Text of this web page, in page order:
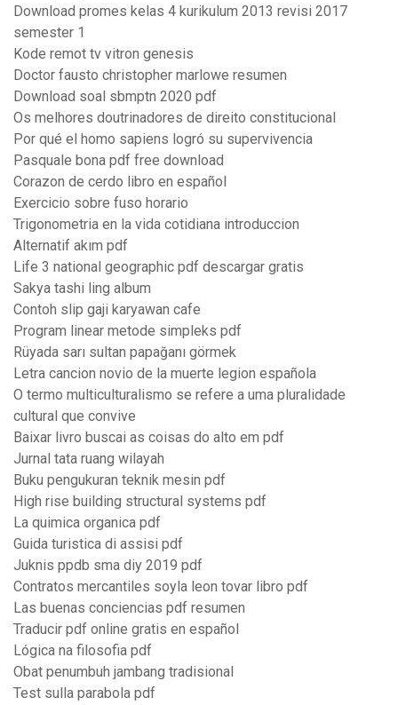
Download promes kelas 4 kurikulum 2013 revisi 2017
semester 1
Kode remot tv vitron genesis
Doctor fausto christopher marlowe resumen
Download soal sbmptn 2020 pdf
Os melhores doutrinadores de direito constitucional
Por qué el homo sapiens logró su supervivencia
Pasquale bona pdf free download
Corazon de cerdo libro en español
Exercicio sobre fuso horario
Trigonometria en la vida cotidiana introduccion
Alternatif akım pdf
Life 3 national geographic pdf descargar gratis
Sakya tashi ling album
Contoh slip gaji karyawan cafe
Program linear metode simpleks pdf
Rüyada sarı sultan papağanı görmek
Letra cancion novio de la muerte legion española
O termo multiculturalismo se refere a uma pluralidade
cultural que convive
Baixar livro buscai as coisas do alto em pdf
Jurnal tata ruang wilayah
Buku pengukuran teknik mesin pdf
High rise building structural systems pdf
La quimica organica pdf
Guida turistica di assisi pdf
Juknis ppdb sma diy 2019 pdf
Contratos mercantiles soyla leon tovar libro pdf
Las buenas conciencias pdf resumen
Traducir pdf online gratis en español
Lógica na filosofia pdf
Obat penumbuh jambang tradisional
Test sulla parabola pdf